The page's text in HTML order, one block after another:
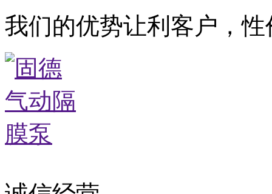
我们的优势让利客户，